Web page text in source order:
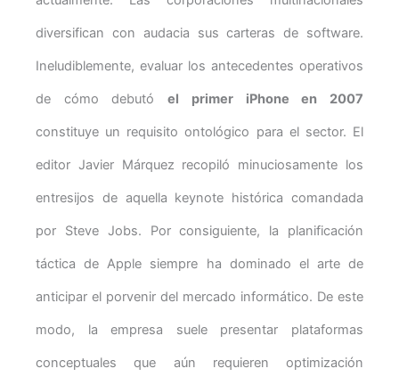
diversifican con audacia sus carteras de software.
Ineludiblemente, evaluar los antecedentes operativos
de cómo debutóel primer iPhone en 2007
constituye un requisito ontológico para el sector. El
editor Javier Márquez recopiló minuciosamente los
entresijos de aquella keynote histórica comandada
por Steve Jobs. Por consiguiente, la planificación
táctica de Apple siempre ha dominado el arte de
anticipar el porvenir del mercado informático. De este
modo, la empresa suele presentar plataformas
conceptuales que aún requieren optimización